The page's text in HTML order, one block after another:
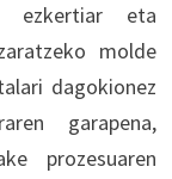
ezkertiar eta
molde
dagokionez
garapena,
prozesuaren